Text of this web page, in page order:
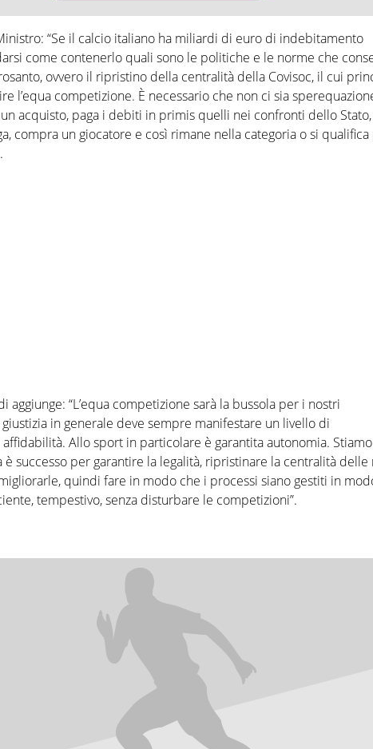
“Se il calcio italiano ha miliardi di euro di indebitamento
come contenerlo quali sono le politiche e le norme che
ovvero il ripristino della centralità della Covisoc, il cui
l’equa competizione. È necessario che non ci sia
acquisto, paga i debiti in primis quelli nei confronti dello
compra un giocatore e così rimane nella categoria o si
aggiunge: “L’equa competizione sarà la bussola per i nostri
in generale deve sempre manifestare un livello di
Allo sport in particolare è garantita autonomia. Stiamo
è successo per garantire la legalità, ripristinare la centralità delle
quindi fare in modo che i processi siano gestiti in
tempestivo, senza disturbare le competizioni”.